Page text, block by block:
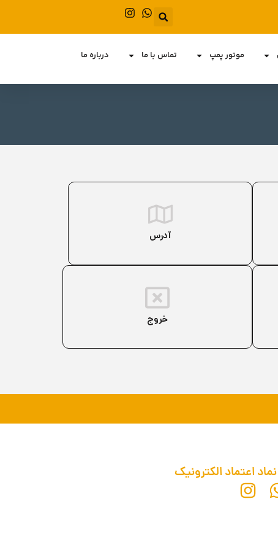
موتور پمپ تماس با ما درباره ما
آدرس
خروج
نماد اعتماد الکترونیک